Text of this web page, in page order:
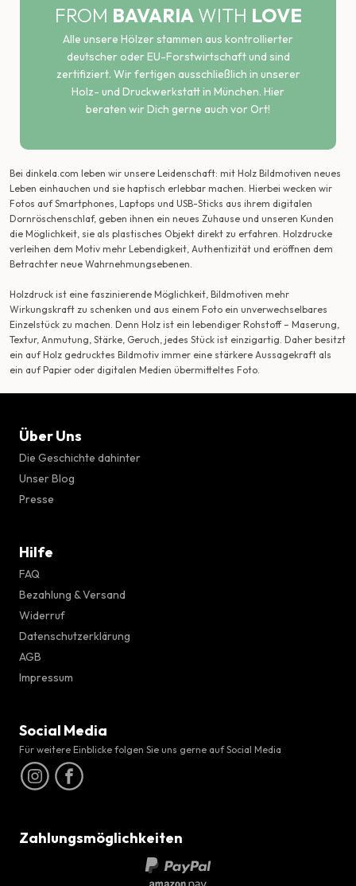
FROM BAVARIA WITH LOVE
Alle unsere Hölzer stammen aus kontrollierter
deutscher oder EU-Forstwirtschaft und sind
zertifiziert. Wir fertigen ausschließlich in unserer
Holz- und Druckwerkstatt in München. Hier
beraten wir Dich gerne auch vor Ort!
Bei dinkela.com leben wir unsere Leidenschaft: mit Holz Bildmotiven neues
Leben einhauchen und sie haptisch erlebbar machen. Hierbei wecken wir
Fotos auf Smartphones, Laptops und USB-Sticks aus ihrem digitalen
Dornröschenschlaf, geben ihnen ein neues Zuhause und unseren Kunden
die Möglichkeit, sie als plastisches Objekt direkt zu erfahren. Holzdrucke
verleihen dem Motiv mehr Lebendigkeit, Authentizität und eröffnen dem
Betrachter neue Wahrnehmungsebenen.
Holzdruck ist eine faszinierende Möglichkeit, Bildmotiven mehr
Wirkungskraft zu schenken und aus einem Foto ein unverwechselbares
Einzelstück zu machen. Denn Holz ist ein lebendiger Rohstoff – Maserung,
Textur, Anmutung, Stärke, Geruch, jedes Stück ist einzigartig. Daher besitzt
ein auf Holz gedrucktes Bildmotiv immer eine stärkere Aussagekraft als
ein auf Papier oder digitalen Medien übermitteltes Foto.
Über Uns
Die Geschichte dahinter
Unser Blog
Presse
Hilfe
FAQ
Bezahlung & Versand
Widerruf
Datenschutzerklärung
AGB
Impressum
Social Media
Für weitere Einblicke folgen Sie uns gerne auf Social Media
Zahlungsmöglichkeiten